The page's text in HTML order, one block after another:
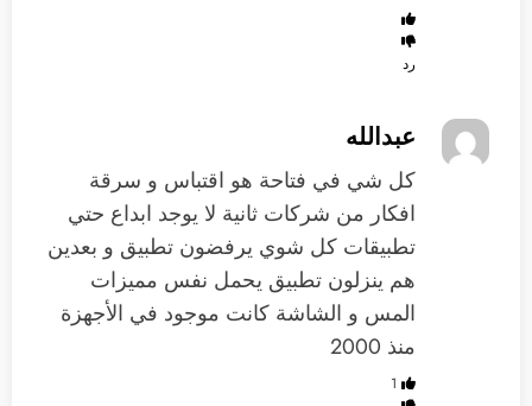
رد
عبدالله
كل شي في فتاحة هو اقتباس و سرقة
افكار من شركات ثانية لا يوجد ابداع حتي
تطبيقات كل شوي يرفضون تطبيق و بعدين
هم ينزلون تطبيق يحمل نفس مميزات
المس و الشاشة كانت موجود في الأجهزة
منذ 2000
1